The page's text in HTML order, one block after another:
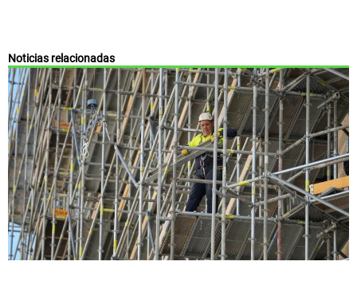
Noticias relacionadas